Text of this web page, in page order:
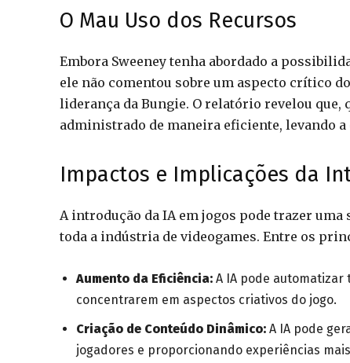
O Mau Uso dos Recursos
Embora Sweeney tenha abordado a
ele não comentou sobre um aspecto crítico
liderança da Bungie. O relatório revelou
administrado de maneira eficiente, levando
Impactos e Implicações da
A introdução da IA em jogos pode trazer
toda a indústria de videogames. Entre os
Aumento da Eficiência: A IA pode
concentrarem em aspectos criativos do jogo.
Criação de Conteúdo Dinâmico: A IA pode
jogadores e proporcionando experiências